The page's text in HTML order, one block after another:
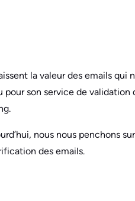
la valeur des emails qui
son service de validation
nous nous penchons
des emails.